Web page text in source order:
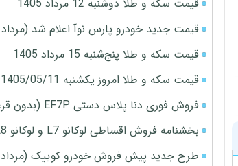
قیمت سکه و طلا دوشنبه 12 مرداد 1405
قیمت جدید خودرو پارس نوآ اعلام شد (مرداد 1405)
قیمت سکه و طلا پنج‌شنبه 15 مرداد 1405
قیمت سکه و طلا امروز یکشنبه 1405/05/11
فروش فوری دنا پلاس دستی EF7P (بدون قرعه کشی)
بخشنامه فروش اقساطی لوکانو L7 و لوکانو L8 (مرداد 1405)
طرح جدید پیش فروش خودرو کوییک (مرداد 1405)